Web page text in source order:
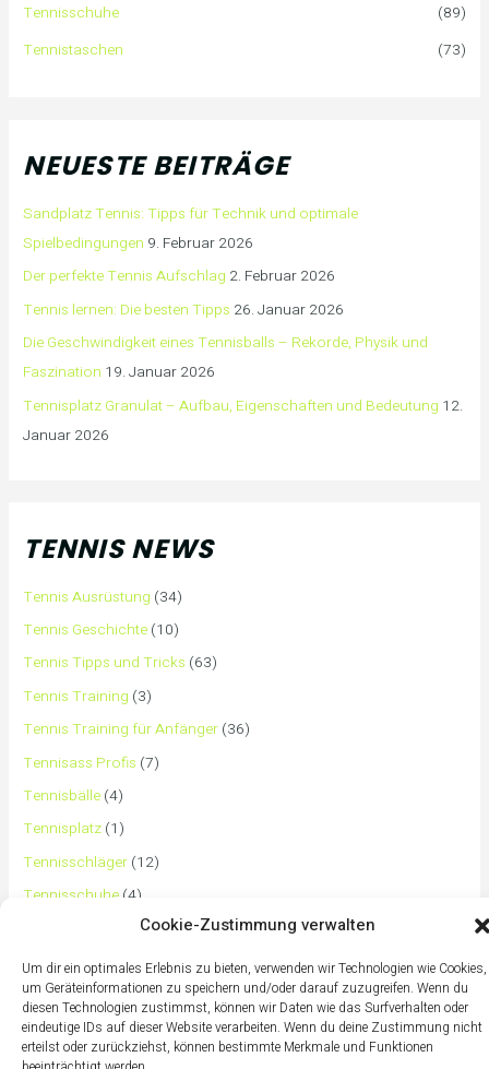
Cookie-Zustimmung verwalten
Um dir ein optimales Erlebnis zu bieten, verwenden wir Technologien wie Cookies,
um Geräteinformationen zu speichern und/oder darauf zuzugreifen. Wenn du
diesen Technologien zustimmst, können wir Daten wie das Surfverhalten oder
eindeutige IDs auf dieser Website verarbeiten. Wenn du deine Zustimmung nicht
erteilst oder zurückziehst, können bestimmte Merkmale und Funktionen
Tennisschuhe
(89)
Tennistaschen
(73)
NEUESTE BEITRÄGE
Sandplatz Tennis: Tipps für Technik und optimale
Spielbedingungen 9. Februar 2026
Der perfekte Tennis Aufschlag 2. Februar 2026
Tennis lernen: Die besten Tipps 26. Januar 2026
Die Geschwindigkeit eines Tennisballs – Rekorde, Physik und
Faszination 19. Januar 2026
Tennisplatz Granulat – Aufbau, Eigenschaften und Bedeutung 12.
Januar 2026
TENNIS NEWS
Tennis Ausrüstung (34)
Tennis Geschichte (10)
Tennis Tipps und Tricks (63)
Tennis Training (3)
Tennis Training für Anfänger (36)
Tennisass Profis (7)
Tennisbälle (4)
Tennisplatz (1)
Tennisschläger (12)
Tennisschuhe (4)
(2)
Tennisurlaub(1)